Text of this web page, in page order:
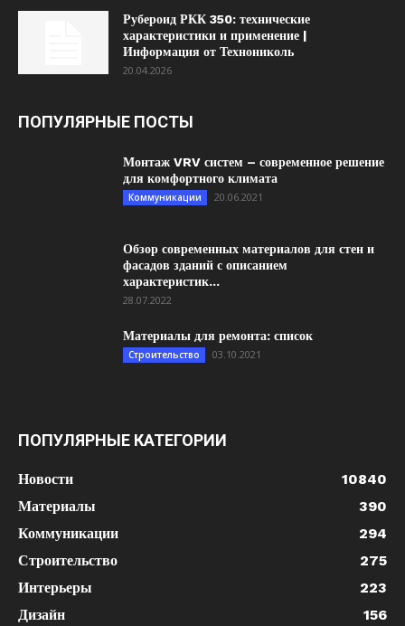
Рубероид РКК 350: технические
характеристики и применение |
Информация от Технониколь
20.04.2026
ПОПУЛЯРНЫЕ ПОСТЫ
Монтаж VRV систем – современное решение
для комфортного климата
Коммуникации 20.06.2021
Обзор современных материалов для стен и
фасадов зданий с описанием
характеристик...
28.07.2022
Материалы для ремонта: список
Строительство 03.10.2021
ПОПУЛЯРНЫЕ КАТЕГОРИИ
Новости
10840
Материалы
390
Коммуникации
294
Строительство
275
Интерьеры
223
Дизайн
156